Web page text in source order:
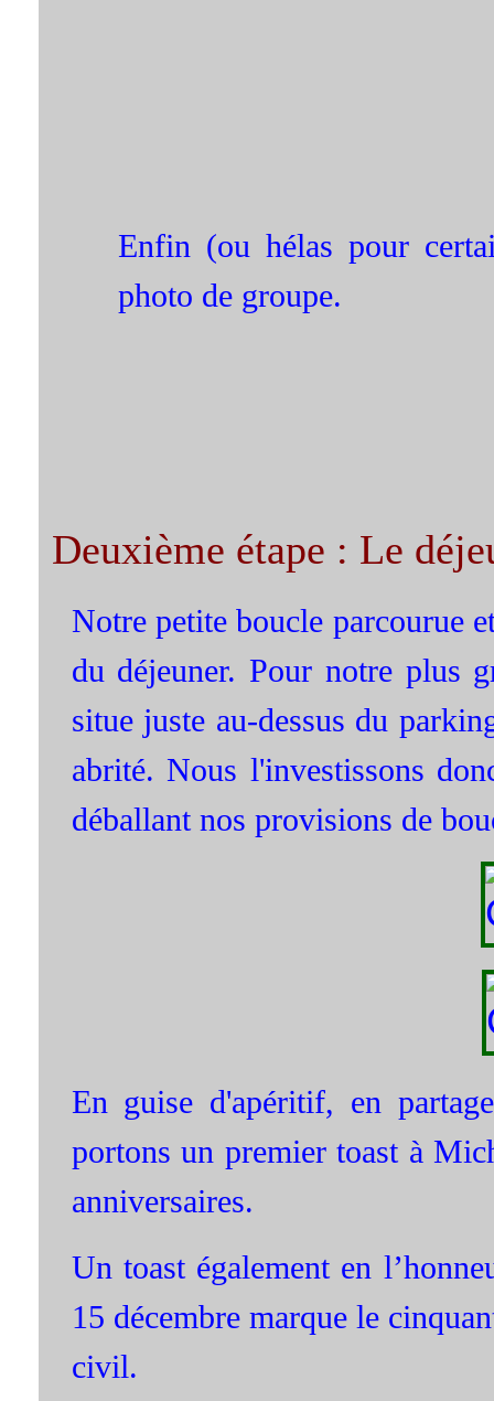
Enfin (ou hélas pour
photo de groupe.
Deuxième étape : Le
Notre petite boucle parcourue
du déjeuner. Pour notre plus
situe juste au-dessus du
abrité. Nous l'investissons
déballant nos provisions de
En guise d'apéritif, en
portons un premier toast à
anniversaires.
Un toast également en
15 décembre marque le
civil.